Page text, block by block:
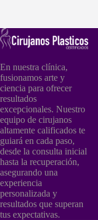
En nuestra clínica,
fusionamos arte y
ciencia para ofrecer
resultados
excepcionales. Nuestro
equipo de cirujanos
altamente calificados te
guiará en cada paso,
desde la consulta inicial
hasta la recuperación,
asegurando una
experiencia
personalizada y
resultados que superan
tus expectativas.